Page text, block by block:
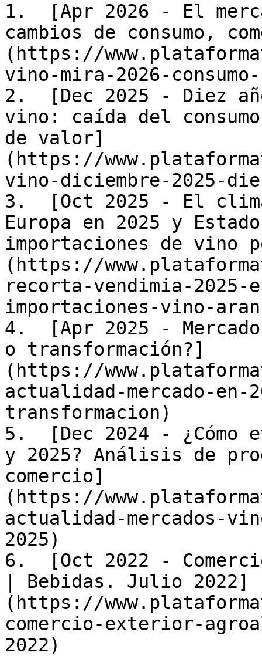
1.  [Apr 2026 - El
cambios de consumo,
(https://
vino-mira-2026-
2.  [Dec 2025 - Diez
vino: caída del
de valor]
(https://
vino-diciembre-2025-
3.  [Oct 2025 - El
Europa en 2025 y
importaciones de vino
(https://
recorta-vendimia-2025-
importaciones-vino-
4.  [Apr 2025 -
o transformación?]
(https://
actualidad-mercado-
transformacion)
5.  [Dec 2024 - ¿Cómo
y 2025? Análisis de
comercio]
(https://
actualidad-mercados-
2025)
6.  [Oct 2022 -
| Bebidas. Julio 2022]
(https://
comercio-exterior-
2022)